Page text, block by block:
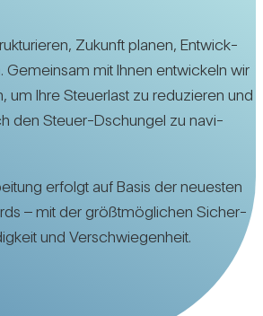
Zukunft planen, Ent­wick­
Gemeinsam mit Ihnen ent­wi­ckeln wir
um Ihre Steu­er­last zu redu­zieren und
den Steuer-Dschungel zu navi­
erfolgt auf Basis der neu­esten
– mit der größt­mög­li­chen Sicher­
und Ver­schwie­gen­heit.